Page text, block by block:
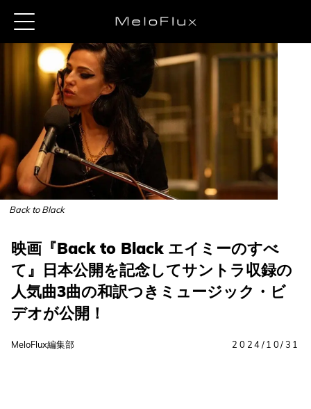
Back to Black
映画『Back to Black エイミーのすべ
て』日本公開を記念してサントラ収録の
人気曲3曲の和訳つきミュージック・ビ
デオが公開！
MeloFlux編集部 2024/10/31